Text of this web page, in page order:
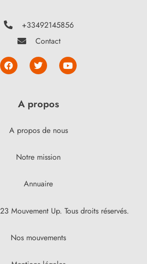
+33492145856
Contact
A propos
A propos de nous
Notre mission
Annuaire
Mouvement Up. Tous droits réservés.
Nos mouvements